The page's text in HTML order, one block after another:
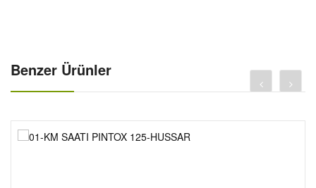
Benzer Ürünler